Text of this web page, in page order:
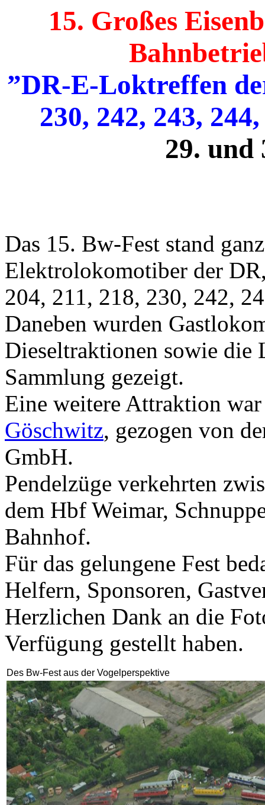
15. Großes
”DR-E-Loktreffen
230, 242, 243,
29. und
Das 15. Bw-Fest stand
Elektrolokomotiber der
204, 211, 218, 230, 242,
Daneben wurden
Dieseltraktionen sowie die
Sammlung gezeigt.
Eine weitere Attraktion
Göschwitz, gezogen von
GmbH.
Pendelzüge verkehrten
dem Hbf Weimar,
Bahnhof.
Für das gelungene Fest
Helfern, Sponsoren,
Herzlichen Dank an die
Verfügung gestellt haben.
Des Bw-Fest aus der Vogelperspektive